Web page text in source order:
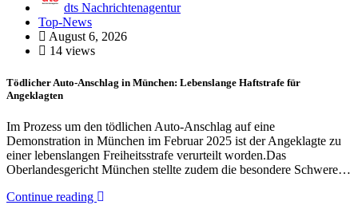
dts Nachrichtenagentur
Top-News
August 6, 2026
14 views
Tödlicher Auto-Anschlag in München: Lebenslange Haftstrafe für
Angeklagten
Im Prozess um den tödlichen Auto-Anschlag auf eine
Demonstration in München im Februar 2025 ist der Angeklagte zu
einer lebenslangen Freiheitsstrafe verurteilt worden.Das
Oberlandesgericht München stellte zudem die besondere Schwere…
Continue reading